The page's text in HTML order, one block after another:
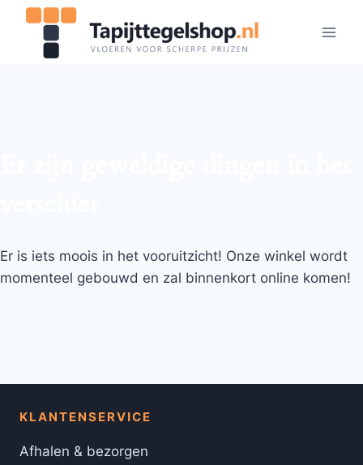
Er is iets moois in het vooruitzicht! Onze winkel wordt
momenteel gebouwd en zal binnenkort online komen!
KLANTENSERVICE
Afhalen & bezorgen